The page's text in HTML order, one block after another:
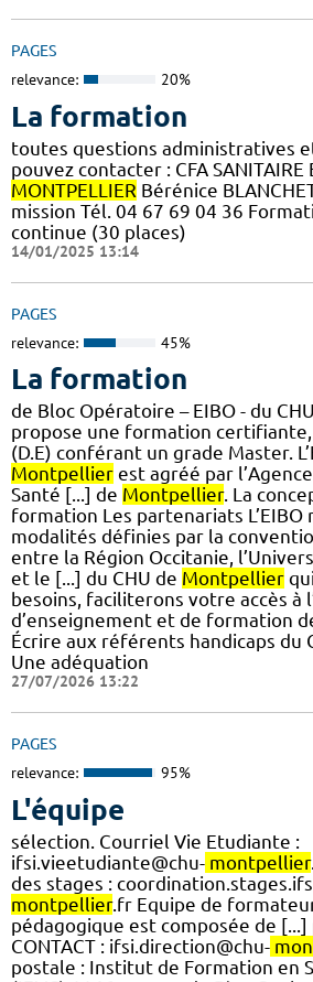
PAGES
relevance: 20%
La formation
toutes questions administratives
pouvez contacter : CFA SANITAIRE
MONTPELLIER Bérénice
mission Tél. 04 67 69 04 36
continue (30 places)
14/01/2025 13:14
PAGES
relevance: 45%
La formation
de Bloc Opératoire – EIBO - du
propose une formation certifiante,
(D.E) conférant un grade Master.
Montpellier est agréé par
Santé [...] de Montpellier. La
formation Les partenariats L’EIBO
modalités définies par la
entre la Région Occitanie,
et le [...] du CHU de Montpellier
besoins, faciliterons votre accès à
d’enseignement et de formation
Écrire aux référents handicaps du
Une adéquation
27/07/2026 13:22
PAGES
relevance: 95%
L'équipe
sélection. Courriel Vie Etudiante :
ifsi.vieetudiante@chu- montpellier
des stages :
montpellier.fr Equipe de
pédagogique est composée de [...]
CONTACT : ifsi.direction@chu-
postale : Institut de Formation en